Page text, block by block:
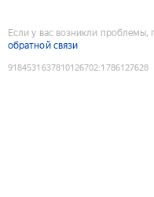
Если у вас возникли проблемы,
обратной связи
9184531637810126702:1786127628